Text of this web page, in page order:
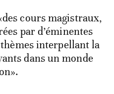
cours magistraux,
par d’éminentes
interpellant la
dans un monde